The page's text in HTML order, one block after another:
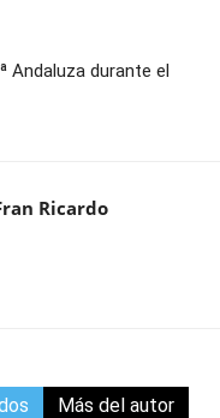
Andaluza durante el
Ricardo
Más del autor